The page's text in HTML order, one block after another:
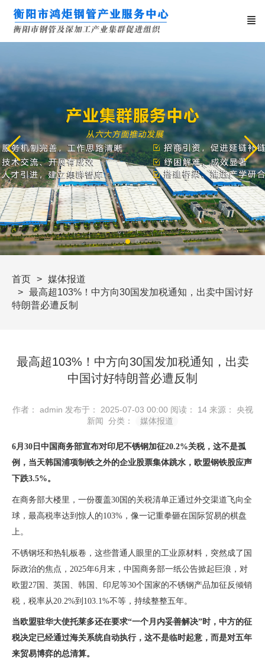
首页
媒体报道
最高超103%！中方向30国发加税通知，出卖中国讨好
特朗普必遭反制
最高超103%！中方向30国发加税通知，出卖
中国讨好特朗普必遭反制
作者： admin 发布于： 2025-07-03 00:00 阅读： 14 来源： 央视
新闻 分类： 媒体报道
6月30日中国商务部宣布对印尼不锈钢加征20.2%关税，这不是孤
例，当天韩国浦项制铁之外的企业股票集体跳水，欧盟钢铁股应声
下跌3.5%。
在商务部大楼里，一份覆盖30国的关税清单正通过外交渠道飞向全
球，最高税率达到惊人的103%，像一记重拳砸在国际贸易的棋盘
上。
不锈钢坯和热轧板卷，这些普通人眼里的工业原材料，突然成了国
际政治的焦点，2025年6月末，中国商务部一纸公告掀起巨浪，对
欧盟27国、英国、韩国、印尼等30个国家的不锈钢产品加征反倾销
税，税率从20.2%到103.1%不等，持续整整五年。
当欧盟驻华大使托莱多还在要求“一个月内妥善解决”时，中方的征
税决定已经通过海关系统自动执行，这不是临时起意，而是对五年
来贸易博弈的总清算。